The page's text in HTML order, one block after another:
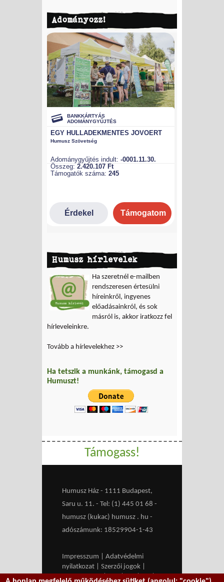
Adományozz!
Humusz hírlevelek
Ha szeretnél e-mailben
rendszeresen értesülni
híreinkről, ingyenes
előadásainkról, és sok
másról is, akkor iratkozz fel
hírleveleinkre.
Tovább a hírlevelekhez >>
Ha tetszik a munkánk, támogasd a
Humuszt!
Támogass!
Humusz Ház - 1111 Budapest,
Saru u. 11. - Tel: (1) 445 01 68 -
humusz (kukac) humusz . hu -
adószámunk: 18529904-1-43
Impresszum
Adatvédelmi
nyilatkozat
Szerzői jogok
Médiaajánlat
RSS HU| EN